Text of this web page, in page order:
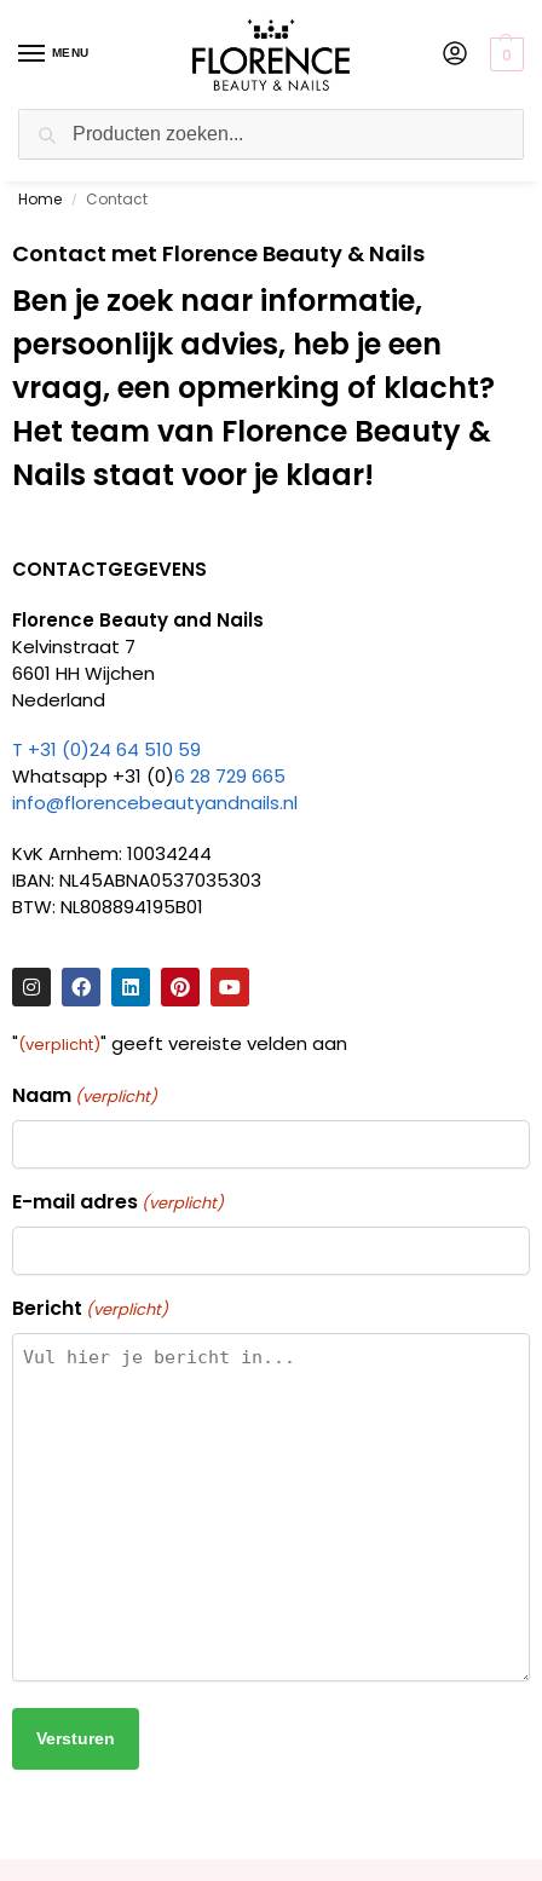
MENU 0
Gratis ophalen in de showroom
Home / Contact
Contact met Florence Beauty & Nails
Ben je zoek naar informatie,
persoonlijk advies, heb je een
vraag, een opmerking of klacht?
Het team van Florence Beauty &
Nails staat voor je klaar!
CONTACTGEGEVENS
Florence Beauty and Nails
Kelvinstraat 7
6601 HH Wijchen
Nederland
T +31 (0)24 64 510 59
Whatsapp +31 (0)6 28 729 665
info@florencebeautyandnails.nl
KvK Arnhem: 10034244
IBAN: NL45ABNA0537035303
BTW: NL808894195B01
"(verplicht)" geeft vereiste velden aan
Naam (verplicht)
E-mail adres (verplicht)
Bericht (verplicht)